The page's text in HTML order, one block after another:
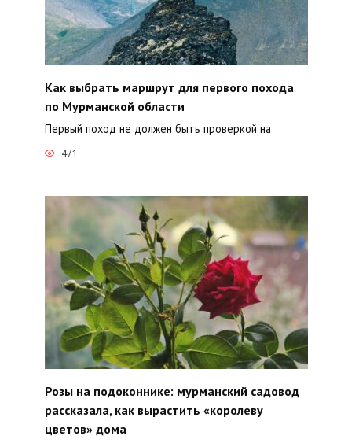
Как выбрать маршрут для первого похода
по Мурманской области
Первый поход не должен быть проверкой на
471
Розы на подоконнике: мурманский садовод
рассказала, как вырастить «королеву
цветов» дома